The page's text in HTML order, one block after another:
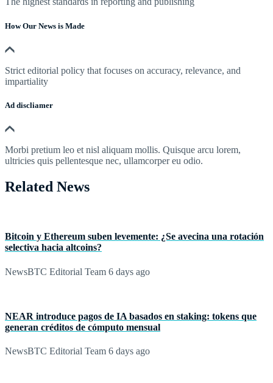
How Our News is Made
Strict editorial policy that focuses on accuracy, relevance, and
impartiality
Ad discliamer
Morbi pretium leo et nisl aliquam mollis. Quisque arcu lorem,
ultricies quis pellentesque nec, ullamcorper eu odio.
Related News
Bitcoin y Ethereum suben levemente: ¿Se avecina una rotación
selectiva hacia altcoins?
NewsBTC Editorial Team 6 days ago
NEAR introduce pagos de IA basados en staking: tokens que
generan créditos de cómputo mensual
NewsBTC Editorial Team 6 days ago